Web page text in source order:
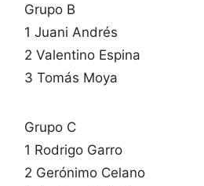
Grupo B
1 Juani Andrés
2 Valentino Espina
3 Tomás Moya
Grupo C
1 Rodrigo Garro
2 Gerónimo Celano